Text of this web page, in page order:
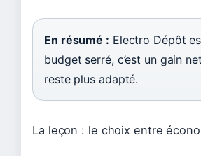
En résumé : Electro Dépôt
budget serré, c’est un gain
reste plus adapté.
La leçon : le choix entre